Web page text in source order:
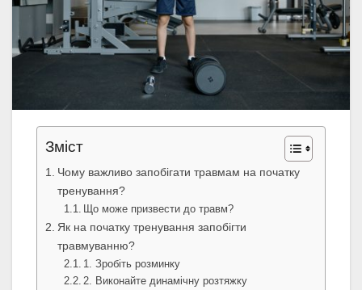
Зміст
Чому важливо запобігати травмам на початку
тренування?
Що може призвести до травм?
Як на початку тренування запобігти
травмуванню?
1. Зробіть розминку
2. Виконайте динамічну розтяжку